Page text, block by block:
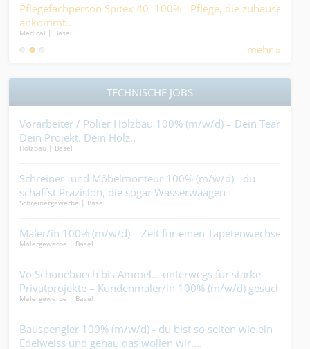
Pflegefachperson Spitex 40–100% - Pflege, die zuhause
ankommt..
Medical | Basel
mehr »
TECHNISCHE JOBS
Vorarbeiter / Polier Holzbau 100% (m/w/d) – Dein Team.
Dein Projekt. Dein Holz..
Holzbau | Basel
Schreiner- und Möbelmonteur 100% (m/w/d) - du
schaffst Präzision, die sogar Wasserwaagen
einschüchtert....
Schreinergewerbe | Basel
Maler/in 100% (m/w/d) – Zeit für einen Tapetenwechsel?.
Malergewerbe | Basel
Vo Schönebuech bis Ammel… unterwegs für starke
Privatprojekte – Kundenmaler/in 100% (m/w/d) gesucht.
Malergewerbe | Basel
Bauspengler 100% (m/w/d) - du bist so selten wie ein
Edelweiss und genau das wollen wir....